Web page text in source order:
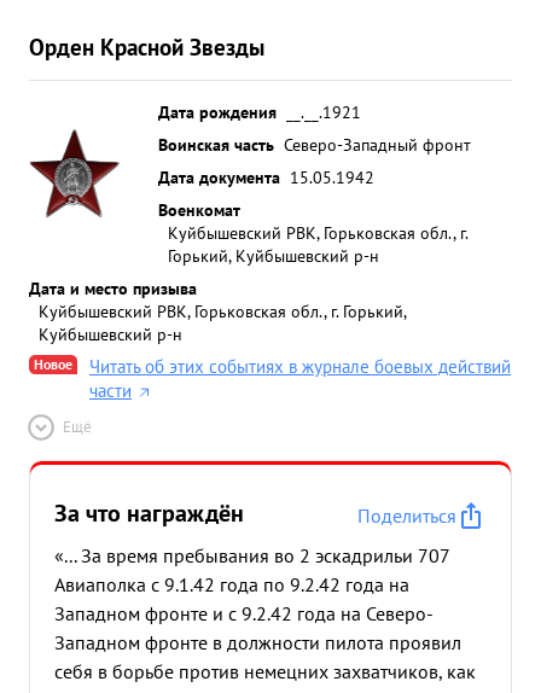
Орден Красной Звезды
Дата рождения
__.__.1921
Воинская часть Северо-Западный фронт
Дата документа 15.05.1942
Военкомат
Куйбышевский РВК, Горьковская обл., г.
Горький, Куйбышевский р-н
Дата и место призыва
Куйбышевский РВК, Горьковская обл., г. Горький,
Куйбышевский р-н
Новое
Читать об этих событиях в журнале боевых действий
части
Ещё
За что награждён
Поделиться
«... За время пребывания во 2 эскадрильи 707
Авиаполка с 9.1.42 года по 9.2.42 года на
Западном фронте и с 9.2.42 года на Северо-
Западном фронте в должности пилота проявил
себя в борьбе против немецних захватчиков, как